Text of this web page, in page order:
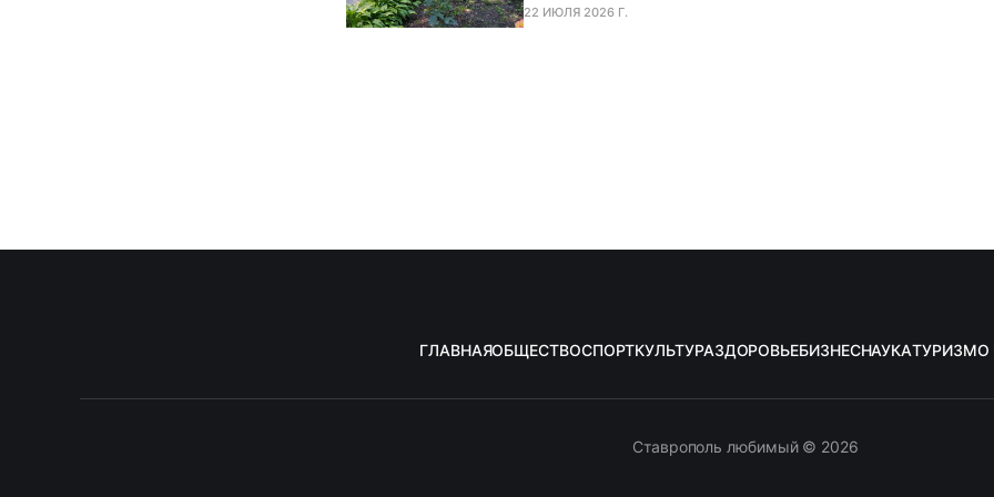
22 ИЮЛЯ 2026 Г.
ГЛАВНАЯОБЩЕСТВОСПОРТКУЛЬТУРАЗДОРОВЬЕБИЗНЕСНАУКАТУРИЗМО
Ставрополь любимый © 2026